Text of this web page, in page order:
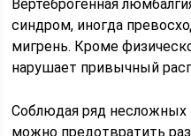
Вертеброгенная
синдром, иногда
мигрень. Кроме
нарушает привычный
Соблюдая ряд несложных
можно предотвратить